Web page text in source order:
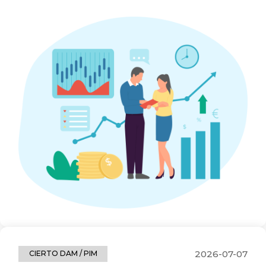
CIERTO DAM / PIM 2026-07-07